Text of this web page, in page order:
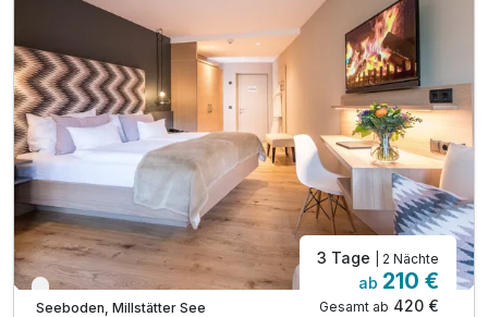
inkl. Kamillen-Soledampfbad & Infrarotkabine
inkl. Relax-Zentrum mit Hallenbad & Fitnessraum
inkl. Badetasche mit Bademantel &-tücher
inkl. Parkplatz direkt vor dem Hotel
Verfügbar bis Dezember
Seeboden, Millstätter See
3 Tage | 2 Nächte
ab 210 €
Gesamt ab 420 €